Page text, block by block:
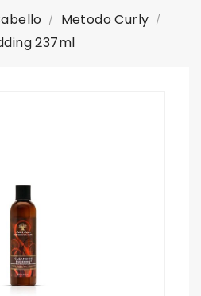
Metodo Curly
237ml